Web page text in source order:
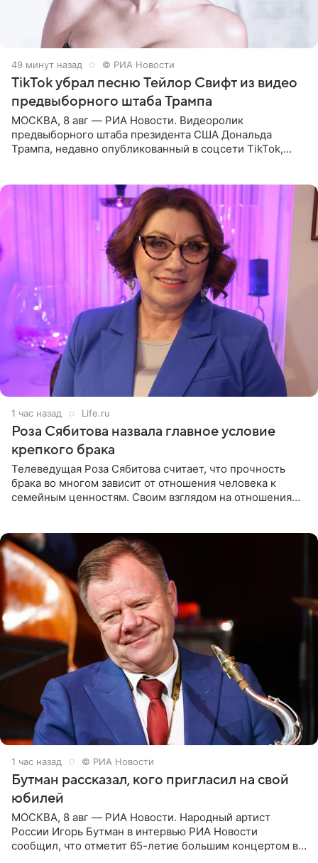
49 минут назад © РИА Новости
TikTok убрал песню Тейлор Свифт из видео
предвыборного штаба Трампа
МОСКВА, 8 авг — РИА Новости. Видеоролик
предвыборного штаба президента США Дональда
Трампа, недавно опубликованный в соцсети TikTok,
1 час назад Life.ru
Роза Сябитова назвала главное условие
крепкого брака
Телеведущая Роза Сябитова считает, что прочность
брака во многом зависит от отношения человека к
семейным ценностям. Своим взглядом на отношения
1 час назад © РИА Новости
Бутман рассказал, кого пригласил на свой
юбилей
МОСКВА, 8 авг — РИА Новости. Народный артист
России Игорь Бутман в интервью РИА Новости
сообщил, что отметит 65-летие большим концертом в